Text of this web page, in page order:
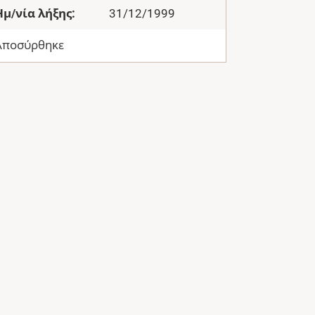
νία λήξης: 31/12/1999